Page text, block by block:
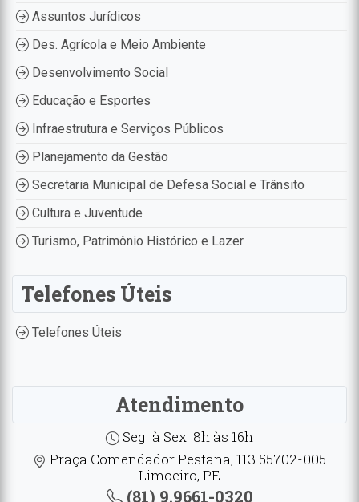
Assuntos Jurídicos
Des. Agrícola e Meio Ambiente
Desenvolvimento Social
Educação e Esportes
Infraestrutura e Serviços Públicos
Planejamento da Gestão
Secretaria Municipal de Defesa Social e Trânsito
Cultura e Juventude
Turismo, Patrimônio Histórico e Lazer
Telefones Úteis
Telefones Úteis
Atendimento
Seg. à Sex. 8h às 16h
Praça Comendador Pestana, 113 55702-005
Limoeiro, PE
(81) 9.9661-0320